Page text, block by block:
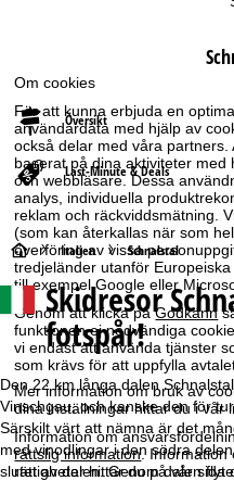
Om cookies
För att kunna erbjuda en
användardata med hjälp av
också delar med våra
baserat på dina aktiviteter
och webbläsare. Dessa
analys, individuella
reklam och räckviddsmätning.
(som kan återkallas när som
överföring av vissa
tredjeländer utanför
till exempel Google eller
Genom att klicka påGodkänn
funktionen ej nödvändiga
vi endast att använda tjänster
som krävs för att uppfylla
Mer information om bruk av
dina inställningar hittar du i vår
Information om
rättslig information. Information
rättigheter hittar du på vår sida
Översikt
Last-Minute & Deals
S
t
a
r
t
s
Italien Schnalstal
Skidresor
fotspår!
Den 22 km långa dalen
Vinschgau, och kanske den för
Särskilt värt att nämna är det
med vinodlingar i den södra
slutet av dalen. Genom dalen